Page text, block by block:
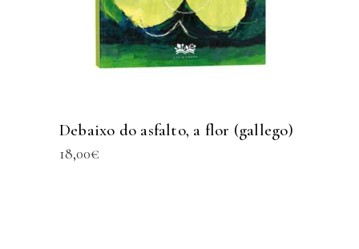
Debaixo do asfalto, a flor (gallego)
18,00€